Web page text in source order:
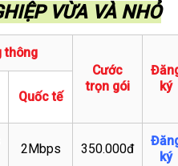
VỪA VÀ NHỎ
thông
Cước
trọn gói
ký
Quốc tế
2Mbps 350.000đ
ký